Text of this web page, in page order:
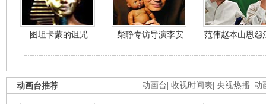
图坦卡蒙的诅咒 柴静专访导演李安 范伟赵本山恩怨
动画台 收视时间表 央视热播 动
动画台推荐